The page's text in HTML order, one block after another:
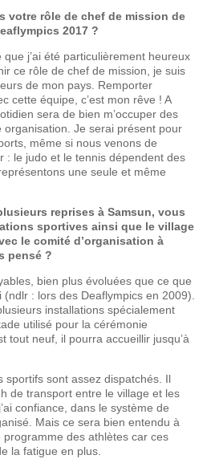
votre rôle de chef de mission de
2017 ?
que j’ai été particulièrement heureux
ce rôle de chef de mission, je suis
de mon pays. Remporter
cette équipe, c’est mon rêve ! A
sera de bien m’occuper des
organisation. Je serai présent pour
même si nous venons de
: le judo et le tennis dépendent des
une seule et même
reprises à Samsun, vous
sportives ainsi que le village
le comité d’organisation à
pensé ?
bien plus évoluées que ce que
(ndlr : lors des Deaflympics en 2009).
installations spécialement
utilisé pour la cérémonie
tout neuf, il pourra accueillir jusqu’à
sportifs sont assez dispatchés. Il
de transport entre le village et les
confiance, dans le système de
Mais ce sera bien entendu à
des athlètes car ces
la fatigue en plus.